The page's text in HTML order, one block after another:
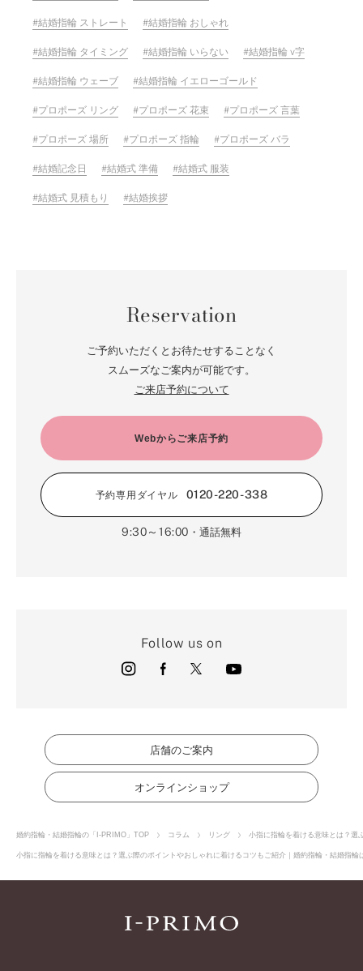
結婚指輪 ストレート 結婚指輪 おしゃれ
結婚指輪 タイミング 結婚指輪 いらない 結婚指輪 v字
結婚指輪 ウェーブ 結婚指輪 イエローゴールド
プロポーズ リング プロポーズ 花束 プロポーズ 言葉
プロポーズ 場所 プロポーズ 指輪 プロポーズ バラ
結婚記念日 結婚式 準備 結婚式 服装
結婚式 見積もり 結婚挨拶
Reservation
ご予約いただくとお待たせすることなく
スムーズなご案内が可能です。
ご来店予約について
Webからご来店予約
予約専用ダイヤル 0120-220-338
9:30～16:00 ・通話無料
Follow us on
店舗のご案内
オンラインショップ
婚約指輪・結婚指輪の「I-PRIMO」TOP コラム リング 小指に指輪を着ける意味とは？選
小指に指輪を着ける意味とは？選ぶ際のポイントやおしゃれに着けるコツもご紹介｜婚約指輪・結婚